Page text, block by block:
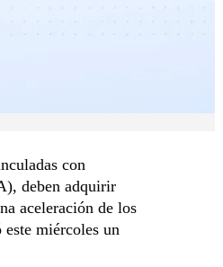
con
deben adquirir
aceleración de los
este miércoles un